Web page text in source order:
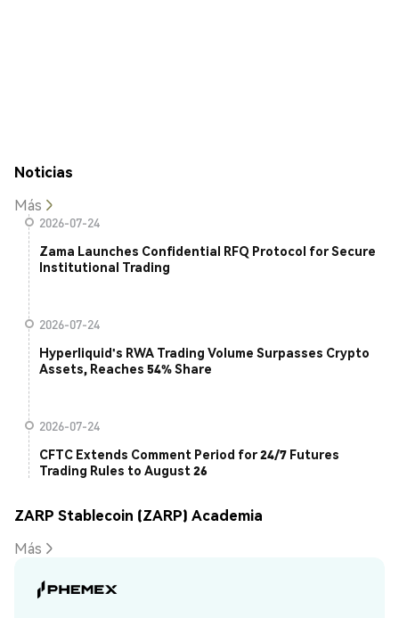
Noticias
Más
2026-07-24
Zama Launches Confidential RFQ Protocol for Secure
Institutional Trading
2026-07-24
Hyperliquid's RWA Trading Volume Surpasses Crypto
Assets, Reaches 54% Share
2026-07-24
CFTC Extends Comment Period for 24/7 Futures
Trading Rules to August 26
ZARP Stablecoin (ZARP) Academia
Más